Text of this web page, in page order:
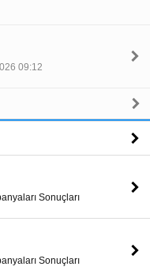
09:12
Sonuçları
Sonuçları